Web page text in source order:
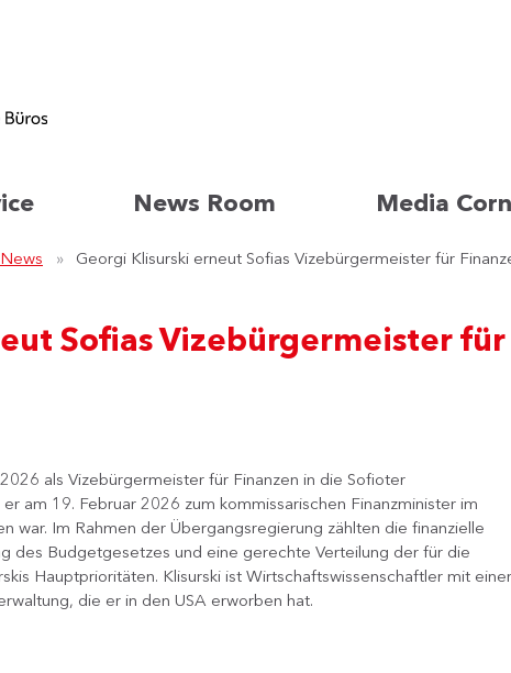
News Room Media
Georgi Klisurski erneut Sofias Vizebürgermeister für
Sofias Vizebürgermeister für
als Vizebürgermeister für Finanzen in die Sofioter
am 19. Februar 2026 zum kommissarischen Finanzminister im
war. Im Rahmen der Übergangsregierung zählten die finanzielle
des Budgetgesetzes und eine gerechte Verteilung der für die
Hauptprioritäten. Klisurski ist Wirtschaftswissenschaftler mit einer
die er in den USA erworben hat.​